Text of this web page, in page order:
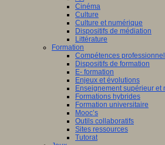
Cinéma
Culture
Culture et numérique
Dispositifs de médiation
Littérature
Formation
Compétences
Dispositifs de formation
E- formation
Enjeux et évolutions
Enseignement supérieur et
Formations hybrides
Formation universitaire
Mooc’s
Outils collaboratifs
Sites ressources
Tutorat